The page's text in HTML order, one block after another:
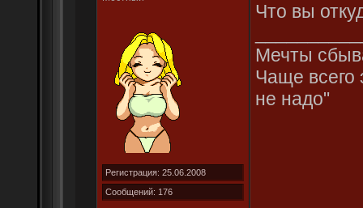
Регистрация: 25.06.2008
Сообщений: 176
Что вы
Мечты
Чаще всего
не надо"